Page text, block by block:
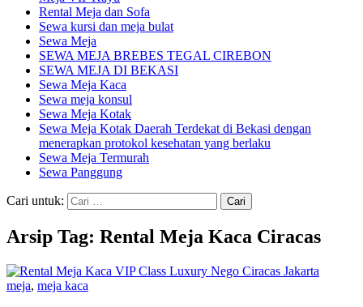
Rental Meja dan Sofa
Sewa kursi dan meja bulat
Sewa Meja
SEWA MEJA BREBES TEGAL CIREBON
SEWA MEJA DI BEKASI
Sewa Meja Kaca
Sewa meja konsul
Sewa Meja Kotak
Sewa Meja Kotak Daerah Terdekat di Bekasi dengan
menerapkan protokol kesehatan yang berlaku
Sewa Meja Termurah
Sewa Panggung
Cari untuk:
Arsip Tag: Rental Meja Kaca Ciracas
meja, meja kaca